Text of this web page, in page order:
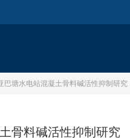
巴塘水电站混凝土骨料碱活性抑制研究
骨料碱活性抑制研究